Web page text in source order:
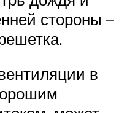
стороны –
в